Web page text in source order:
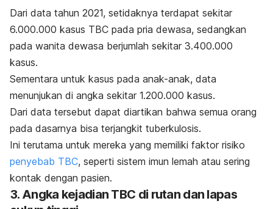
Dari data tahun 2021, setidaknya terdapat sekitar
6.000.000 kasus TBC pada pria dewasa, sedangkan
pada wanita dewasa berjumlah sekitar 3.400.000
kasus.
Sementara untuk kasus pada anak-anak, data
menunjukan di angka sekitar 1.200.000 kasus.
Dari data tersebut dapat diartikan bahwa semua orang
pada dasarnya bisa terjangkit tuberkulosis.
Ini terutama untuk mereka yang memiliki faktor risiko
penyebab TBC, seperti sistem imun lemah atau sering
kontak dengan pasien.
3. Angka kejadian TBC di rutan dan lapas